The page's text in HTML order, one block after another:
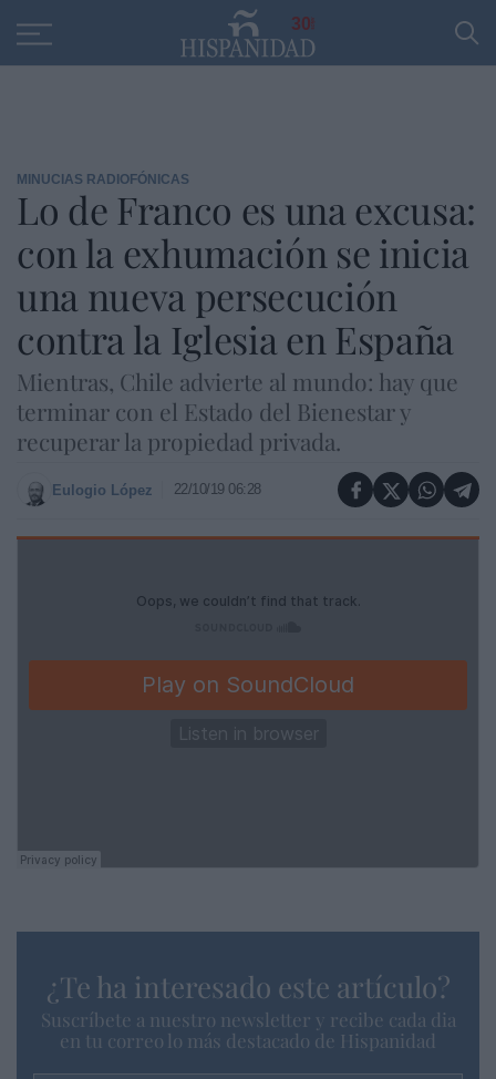
30
MINUCIAS RADIOFÓNICAS
Lo de Franco es una excusa:
con la exhumación se inicia
una nueva persecución
contra la Iglesia en España
Mientras, Chile advierte al mundo: hay que
terminar con el Estado del Bienestar y
recuperar la propiedad privada.
Eulogio López 22/10/19 06:28
¿Te ha interesado este artículo?
Suscríbete a nuestro newsletter y recibe cada dia
en tu correo lo más destacado de Hispanidad